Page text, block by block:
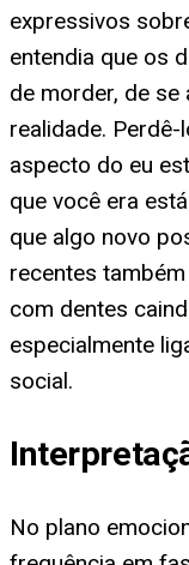
expressivos
entendia que os
de morder, de
realidade.
aspecto do eu
que você era
que algo novo
recentes
com dentes
especialmente
social.
No plano